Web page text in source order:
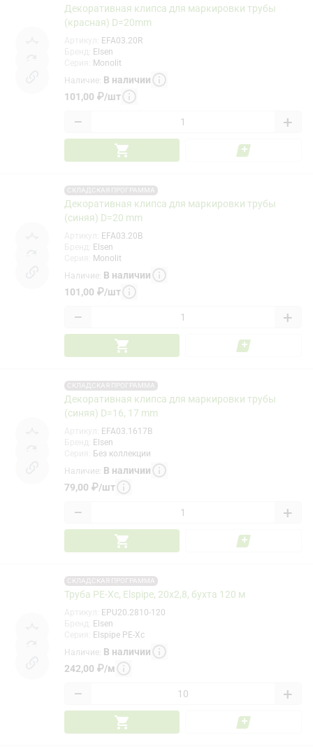
Декоративная клипса для маркировки трубы
(красная) D=20mm
EFA03.20R
Elsen
Monolit
Наличие: В наличии
101,00 ₽/шт
− +
СКЛАДСКАЯ ПРОГРАММА
Декоративная клипса для маркировки трубы
(синяя) D=20 mm
EFA03.20B
Elsen
Monolit
Наличие: В наличии
101,00 ₽/шт
− +
СКЛАДСКАЯ ПРОГРАММА
Декоративная клипса для маркировки трубы
(синяя) D=16, 17 mm
EFA03.1617B
Elsen
Без коллекции
Наличие: В наличии
79,00 ₽/шт
− +
СКЛАДСКАЯ ПРОГРАММА
Труба PE-Xc, Elspipe, 20x2,8, бухта 120 м
EPU20.2810-120
Elsen
Elspipe PE-Xc
Наличие: В наличии
242,00 ₽/м
− +